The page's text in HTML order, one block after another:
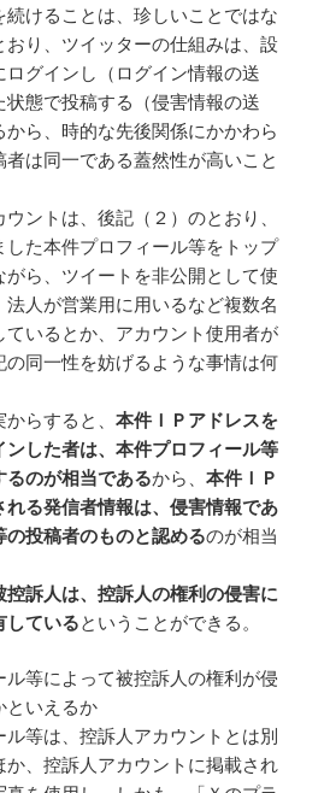
続けることは、珍しいことではな
おり、ツイッターの仕組みは、設
ログインし（ログイン情報の送
態で投稿する（侵害情報の送
ら、時的な先後関係にかかわら
は同一である蓋然性が高いこと
トは、後記（２）のとおり、
た本件プロフィール等をトップ
ら、ツイートを非公開として使
法人が営業用に用いるなど複数名
ているとか、アカウント使用者が
同一性を妨げるような事情は何
すると、 本件ＩＰアドレスを
した者は、本件プロフィール等
るのが相当であるから、 本件ＩＰ
れる発信者情報は、侵害情報であ
投稿者のものと認めるのが相当
控訴人は、控訴人の権利の侵害に
しているということができる。
ル等によって被控訴人の権利が侵
といえるか
は、控訴人アカウントとは別
か、控訴人アカウントに掲載され